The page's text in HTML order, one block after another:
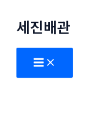
세진배관
Main
Menu